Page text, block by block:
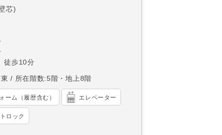
芯)
歩10分
所在階数:5階・地上8階
ーム（履歴含む） エレベーター
ロック